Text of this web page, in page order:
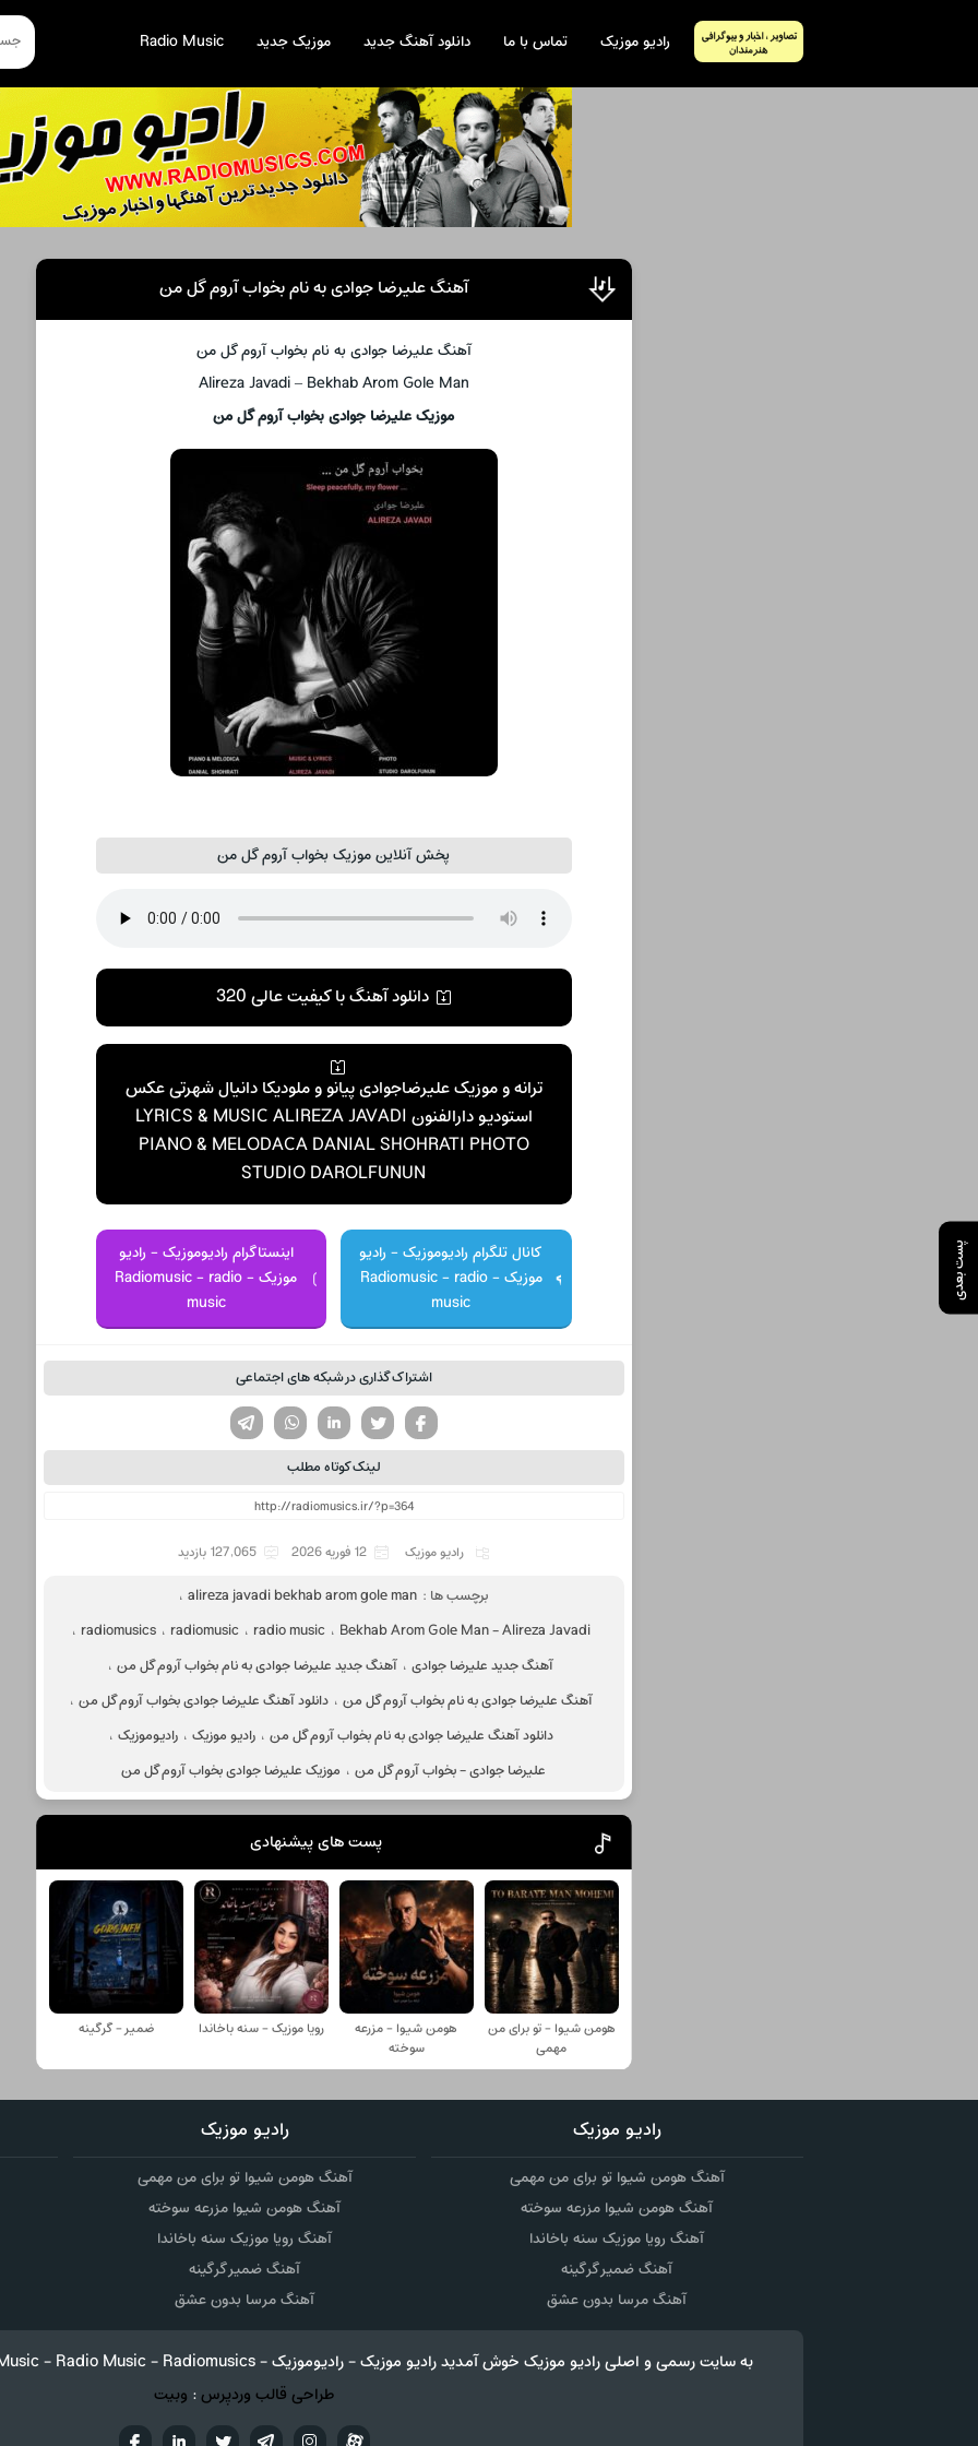
رادیو موزیک تماس با ما دانلود آهنگ جدید موزیک جدید Radio Music
پست بعدی
آهنگ علیرضا جوادی به نام بخواب آروم گل من
آهنگ علیرضا جوادی به نام بخواب آروم گل من
Alireza Javadi – Bekhab Arom Gole Man
موزیک علیرضا جوادی بخواب آروم گل من
پخش آنلاین موزیک بخواب آروم گل من
دانلود آهنگ با کیفیت عالی 320
ترانه و موزیک علیرضاجوادی پیانو و ملودیکا دانیال شهرتی عکس
استودیو دارالفنون LYRICS & MUSIC ALIREZA JAVADI
PIANO & MELODACA DANIAL SHOHRATI PHOTO
STUDIO DAROLFUNUN
کانال تلگرام رادیوموزیک - رادیو
موزیک - Radiomusic - radio
music
اینستاگرام رادیوموزیک - رادیو
موزیک - Radiomusic - radio
music
اشتراک گذاری در شبکه های اجتماعی
لینکدین تویتر
فیسوک
لینک کوتاه مطلب
رادیو موزیک 12 فوریه 2026 127,065 بازدید
برچسب ها : alireza javadi bekhab arom gole man ،
Bekhab Arom Gole Man - Alireza Javadi ، radio music ، radiomusic ، radiomusics ،
آهنگ جدید علیرضا جوادی ، آهنگ جدید علیرضا جوادی به نام بخواب آروم گل من ،
آهنگ علیرضا جوادی به نام بخواب آروم گل من ، دانلود آهنگ علیرضا جوادی بخواب آروم گل من ،
دانلود آهنگ علیرضا جوادی به نام بخواب آروم گل من ، رادیو موزیک ، رادیوموزیک ،
علیرضا جوادی - بخواب آروم گل من ، موزیک علیرضا جوادی بخواب آروم گل من
پست های پیشنهادی
هومن شیوا - تو برای من
مهمی
هومن شیوا - مزرعه
سوخته
رویا موزیک - سنه باخاندا ضمیر - گرگینه
رادیو موزیک
آهنگ هومن شیوا تو برای من مهمی
آهنگ هومن شیوا مزرعه سوخته
آهنگ رویا موزیک سنه باخاندا
آهنگ ضمیر گرگینه
آهنگ مرسا بدون عشق
رادیو موزیک
آهنگ هومن شیوا تو برای من مهمی
آهنگ هومن شیوا مزرعه سوخته
آهنگ رویا موزیک سنه باخاندا
آهنگ ضمیر گرگینه
آهنگ مرسا بدون عشق
به سایت رسمی و اصلی رادیو موزیک خوش آمدید رادیو موزیک - رادیوموزیک - RadioMusic - Radio Music - Radiomusics دانلود آهنگ جدید در رادیو موزیک
طراحی قالب وردپرس: وبیت